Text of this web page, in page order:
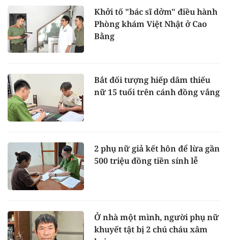
Khởi tố "bác sĩ dởm" điều hành
Phòng khám Việt Nhật ở Cao
Bằng
Bắt đối tượng hiếp dâm thiếu
nữ 15 tuổi trên cánh đồng vắng
2 phụ nữ giả kết hôn để lừa gần
500 triệu đồng tiền sính lễ
Ở nhà một mình, người phụ nữ
khuyết tật bị 2 chú cháu xâm